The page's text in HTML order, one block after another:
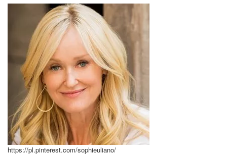
https://pl.pinterest.com/sophieuliano/